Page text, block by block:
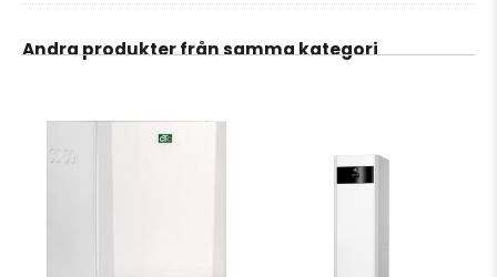
Andra produkter från samma kategori